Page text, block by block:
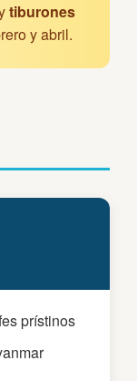
tiburones
y abril.
prístinos